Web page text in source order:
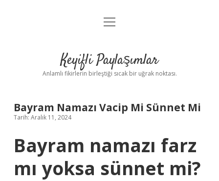
Anasayfa
Yasal Uyarı
menüyü
Keyifli Paylaşımlar
Anlamlı fikirlerin birleştiği sıcak bir uğrak noktası.
Bayram Namazı Vacip Mi Sünnet Mi
Tarih: Aralık 11, 2024
Bayram namazı farz
mı yoksa sünnet mi?